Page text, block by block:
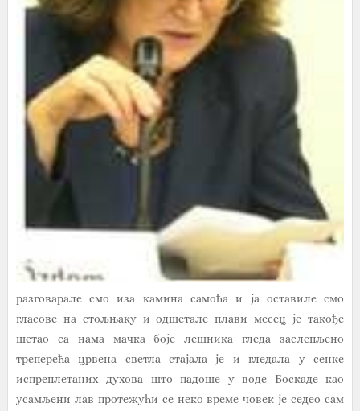
разговарале смо иза камина самоћа и ја оставиле смо
гласове на стољњаку и одшетале плави месец је такође
шетао са нама мачка боје лешника гледа заслепљено
треперећа црвена светла стајала је и гледала у сенке
испреплетаних духова што падоше у воде Боскаде као
усамљени лав протежући се неко време човек је седео сам